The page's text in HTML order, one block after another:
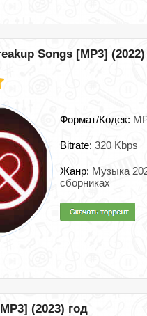
Songs [MP3] (2022)
Формат/Кодек:
Bitrate: 320 Kbps
Жанр: Музыка
сборниках
(2023) год